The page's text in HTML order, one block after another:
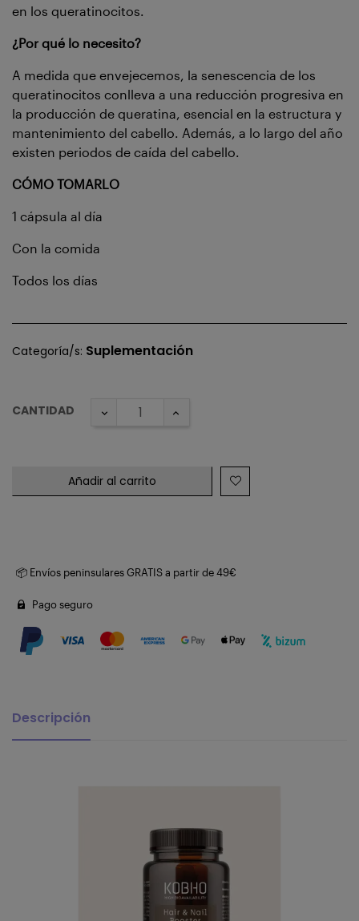
en los queratinocitos.
¿Por qué lo necesito?
A medida que envejecemos, la senescencia de los
queratinocitos conlleva a una reducción progresiva en
la producción de queratina, esencial en la estructura y
mantenimiento del cabello. Además, a lo largo del año
existen periodos de caída del cabello.
CÓMO TOMARLO
1 cápsula al día
Con la comida
Todos los días
Categoría/s: Suplementación
CANTIDAD
Añadir al carrito
📦 Envíos peninsulares GRATIS a partir de 49€
Pago seguro
Descripción